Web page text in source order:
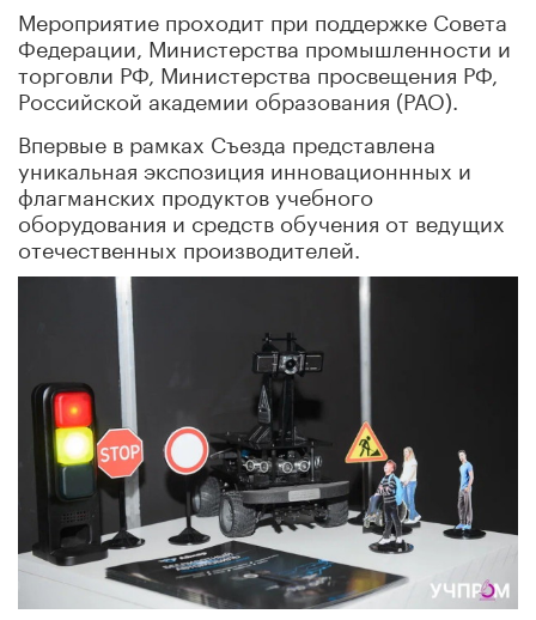
Мероприятие проходит при поддержке Совета
Федерации, Министерства промышленности и
торговли РФ, Министерства просвещения РФ,
Российской академии образования (РАО).
Впервые в рамках Съезда представлена
уникальная экспозиция инновационнных и
флагманских продуктов учебного
оборудования и средств обучения от ведущих
отечеcтвенных производителей.